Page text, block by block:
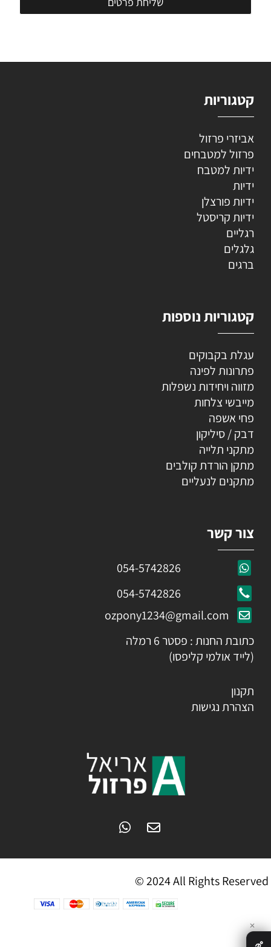
קטגוריות
אביזרי פרזול
פרזול למטבחים
ידיות למטבח
ידיות
ידיות פורצלן
ידיות קריסטל
רגליים
גלגלים
ברגים
קטגוריות נוספות
עגלת בקבוקים
פתרונות לפינה
מזווה ויחידות נשפלות
מייבשי צלחות
פחי אשפה
דבק / סיליקון
מתקני תלייה
מתקן הורדת קולבים
מתקנים לנעליים
צור קשר
054-5742826
054-5742826
ozpony1234@gmail.com
כתובת החנות : פסטר 6 רמלה
(לייד אולמי קליפסו)
תקנון
הצהרת נגישות
© 2024 All Rights Reserved
✕